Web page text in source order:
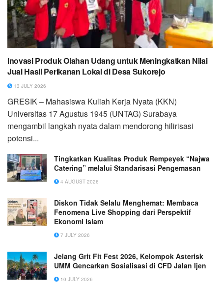
Inovasi Produk Olahan Udang untuk Meningkatkan Nilai
Jual Hasil Perikanan Lokal di Desa Sukorejo
13 JULY 2026
GRESIK – Mahasiswa Kuliah Kerja Nyata (KKN)
Universitas 17 Agustus 1945 (UNTAG) Surabaya
mengambil langkah nyata dalam mendorong hilirisasi
potensi...
Tingkatkan Kualitas Produk Rempeyek “Najwa
Catering” melalui Standarisasi Pengemasan
4 AUGUST 2026
Diskon Tidak Selalu Menghemat: Membaca
Fenomena Live Shopping dari Perspektif
Ekonomi Islam
7 JULY 2026
Jelang Grit Fit Fest 2026, Kelompok Asterisk
UMM Gencarkan Sosialisasi di CFD Jalan Ijen
10 JULY 2026